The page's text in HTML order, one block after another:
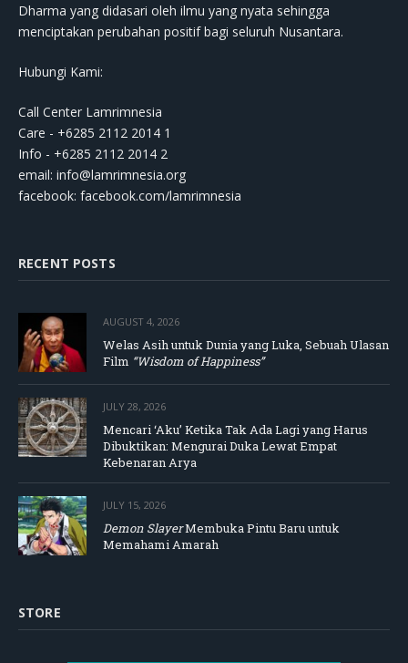
Dharma yang didasari oleh ilmu yang nyata sehingga
menciptakan perubahan positif bagi seluruh Nusantara.
Hubungi Kami:
Call Center Lamrimnesia
Care - +6285 2112 2014 1
Info - +6285 2112 2014 2
email: info@lamrimnesia.org
facebook: facebook.com/lamrimnesia
RECENT POSTS
AUGUST 4, 2026
Welas Asih untuk Dunia yang Luka, Sebuah Ulasan
Film “Wisdom of Happiness”
JULY 28, 2026
Mencari ‘Aku’ Ketika Tak Ada Lagi yang Harus
Dibuktikan: Mengurai Duka Lewat Empat
Kebenaran Arya
JULY 15, 2026
Demon SlayerMembuka Pintu Baru untuk
Memahami Amarah
STORE